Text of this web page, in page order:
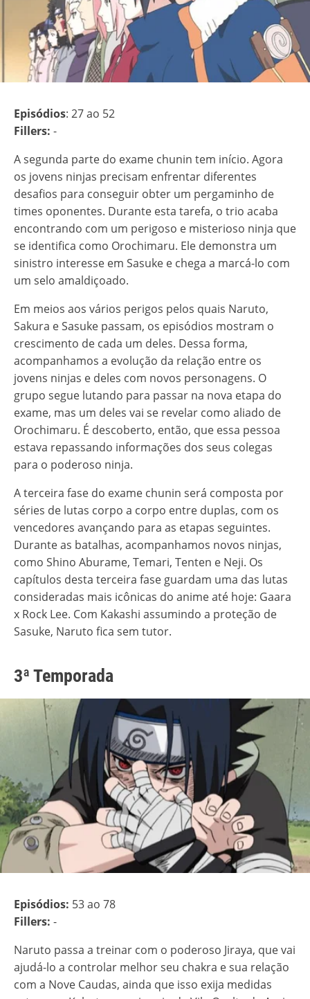
Episódios: 27 ao 52
Fillers: -
A segunda parte do exame chunin tem início. Agora
os jovens ninjas precisam enfrentar diferentes
desafios para conseguir obter um pergaminho de
times oponentes. Durante esta tarefa, o trio acaba
encontrando com um perigoso e misterioso ninja que
se identifica como Orochimaru. Ele demonstra um
sinistro interesse em Sasuke e chega a marcá-lo com
um selo amaldiçoado.
Em meios aos vários perigos pelos quais Naruto,
Sakura e Sasuke passam, os episódios mostram o
crescimento de cada um deles. Dessa forma,
acompanhamos a evolução da relação entre os
jovens ninjas e deles com novos personagens. O
grupo segue lutando para passar na nova etapa do
exame, mas um deles vai se revelar como aliado de
Orochimaru. É descoberto, então, que essa pessoa
estava repassando informações dos seus colegas
para o poderoso ninja.
A terceira fase do exame chunin será composta por
séries de lutas corpo a corpo entre duplas, com os
vencedores avançando para as etapas seguintes.
Durante as batalhas, acompanhamos novos ninjas,
como Shino Aburame, Temari, Tenten e Neji. Os
capítulos desta terceira fase guardam uma das lutas
consideradas mais icônicas do anime até hoje: Gaara
x Rock Lee. Com Kakashi assumindo a proteção de
Sasuke, Naruto fica sem tutor.
3ª Temporada
Episódios: 53 ao 78
Fillers: -
Naruto passa a treinar com o poderoso Jiraya, que vai
ajudá-lo a controlar melhor seu chakra e sua relação
com a Nove Caudas, ainda que isso exija medidas